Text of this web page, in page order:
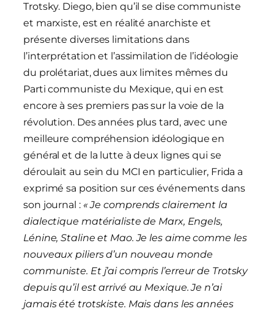
Trotsky. Diego, bien qu’il se dise communiste
et marxiste, est en réalité anarchiste et
présente diverses limitations dans
l’interprétation et l’assimilation de l’idéologie
du prolétariat, dues aux limites mêmes du
Parti communiste du Mexique, qui en est
encore à ses premiers pas sur la voie de la
révolution. Des années plus tard, avec une
meilleure compréhension idéologique en
général et de la lutte à deux lignes qui se
déroulait au sein du MCI en particulier, Frida a
exprimé sa position sur ces événements dans
son journal : « Je comprends clairement la
dialectique matérialiste de Marx, Engels,
Lénine, Staline et Mao. Je les aime comme les
nouveaux piliers d’un nouveau monde
communiste. Et j’ai compris l’erreur de Trotsky
depuis qu’il est arrivé au Mexique. Je n’ai
jamais été trotskiste. Mais dans les années